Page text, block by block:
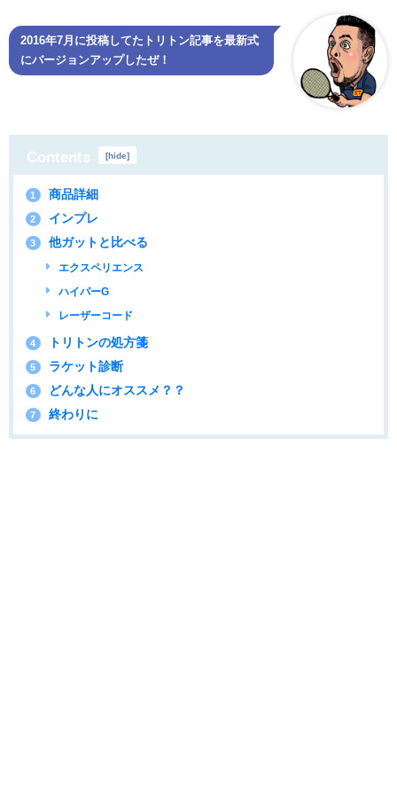
2016年7月に投稿してたトリトン記事を最新式
にバージョンアップしたぜ！
Contents [hide]
1 商品詳細
2 インプレ
3 他ガットと比べる
エクスペリエンス
ハイパーG
レーザーコード
4 トリトンの処方箋
5 ラケット診断
6 どんな人にオススメ？？
7 終わりに